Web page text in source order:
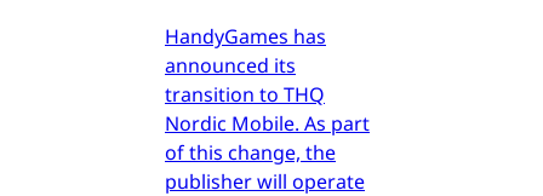
HandyGames has
announced its
transition to THQ
Nordic Mobile. As part
of this change, the
publisher will operate